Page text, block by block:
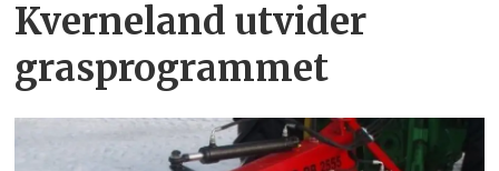
Kverneland utvider
grasprogrammet